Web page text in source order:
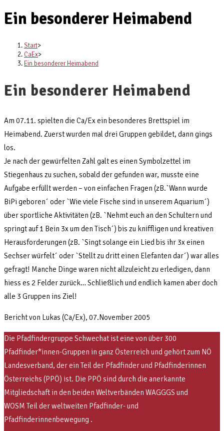
Ein besonderer Heimabend
Start>
CaEx>
Ein besonderer Heimabend
Ein besonderer Heimabend
Am 07.11. spielten die Ca/Ex ein besonderes Brettspiel im
Heimabend. Zuerst wurden mal drei Gruppen gebildet, dann gings
los.
Je nach der gewürfelten Zahl galt es einen Symbolzettel im
Stiegenhaus zu suchen, sobald der gefunden war, musste eine
Aufgabe erfüllt werden – von einfachen Fragen (zB.`Wann wurde
BiPi geboren´ oder `Wie viele Fische sind in unserem Aquarium´)
über sportliche Aktivitäten (zB. `Nehmt euch an den Schultern und
springt auf 1 Bein 3x um den Tisch´) bis zu kniffligen und kreativen
Herausforderungen (zB. `Singt solange ein Lied bis ihr 3x einen
Sechser würfelt´ oder `Stellt zu dritt einen Elefanten dar´) war alles
gefragt! Manche Dinge waren nicht allzuleicht zu erledigen, dann
hiess es 2 Felder zurück… Schließlich und endlich kamen aber doch
alle 3 Gruppen ins Ziel!
Bericht von Lukas (Ca/Ex), 07.November 2005
Die Pfadfindergruppe Schwechat ist eine von über 300
Pfadfinder*innen-Gruppen in ganz Österreich und gehört zum NÖ
Landesverband, der ein Teil der Pfadfinder und Pfadfinderinnen
Österreichs (PPÖ) ist. Die PPÖ sinddurch die anerkannte
Mitgliedschaft in den beiden Weltverbänden WAGGGS und
WOSM Teil der weltweiten Pfadfinder- und
Pfadfinderinnenbewegung .